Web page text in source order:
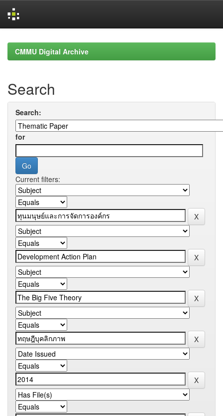
navigationCMMU Digital Archive
Search
Search:
for
Current filters: